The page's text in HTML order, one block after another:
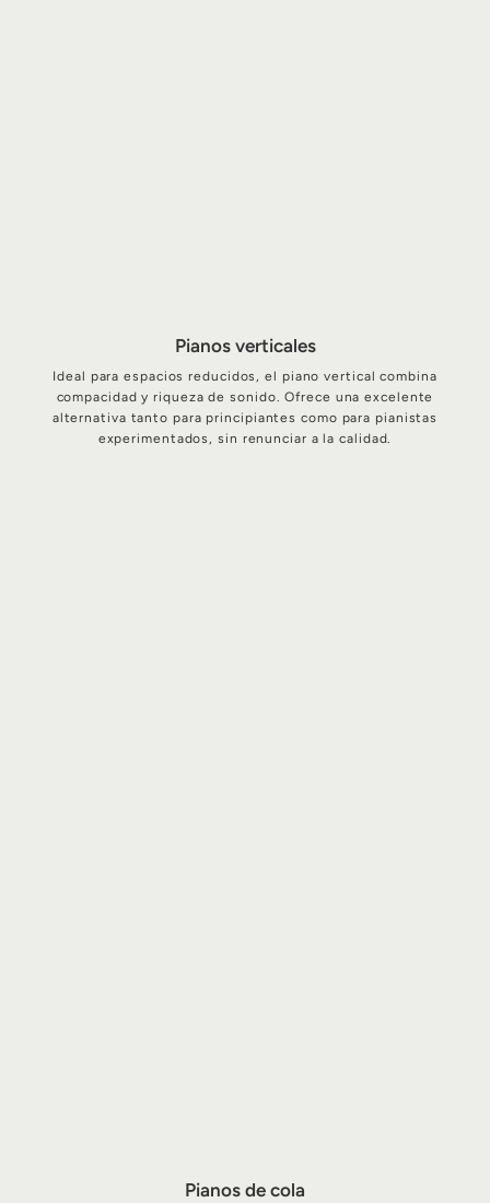
Pianos verticales
Ideal para espacios reducidos, el piano vertical combina
compacidad y riqueza de sonido. Ofrece una excelente
alternativa tanto para principiantes como para pianistas
experimentados, sin renunciar a la calidad.
Pianos de cola